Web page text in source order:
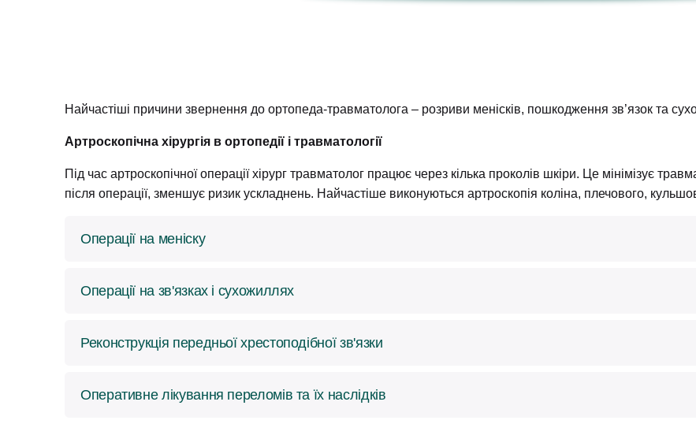
Найчастіші причини звернення до ортопеда-травматолога – розриви менісків, пошкодження зв’язок та
Артроскопічна хірургія в ортопедії і травматології
Під час артроскопічної операції хірург травматолог працює через кілька проколів шкіри. Це мінімізує
після операції, зменшує ризик ускладнень. Найчастіше виконуються артроскопія коліна, плечового,
Операції на меніску
рухів в суглобі. Пошкоджений орган самостійно не відновиться і потрібно робити операцію на
Більшість операцій на меніску виконують артроскопічно.
Операції на зв'язках і сухожиллях
суглоба, ахіллове та сухожилля великих м’язів.
Реконструкція передньої хрестоподібної зв'язки
реконструктивна операція зшивання зв’язки або заміни її частини.
Оперативне лікування переломів та їх наслідків